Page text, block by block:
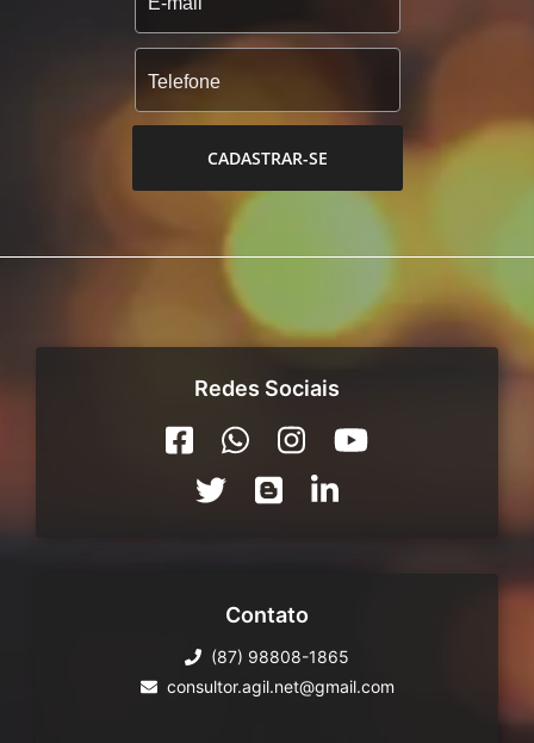
CADASTRAR-SE
Redes Sociais
Contato
(87) 98808-1865
consultor.agil.net@gmail.com